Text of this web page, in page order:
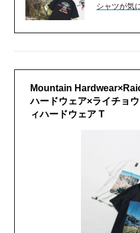
シャツが気
Mountain
ハードウェア×ライチョ
ィハードウェア T